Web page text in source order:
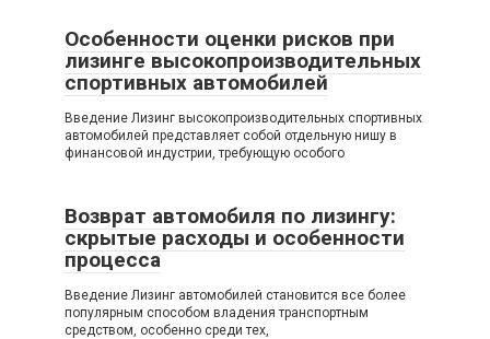
Особенности оценки рисков при
лизинге высокопроизводительных
спортивных автомобилей
Введение Лизинг высокопроизводительных спортивных
автомобилей представляет собой отдельную нишу в
финансовой индустрии, требующую особого
Возврат автомобиля по лизингу:
скрытые расходы и особенности
процесса
Введение Лизинг автомобилей становится все более
популярным способом владения транспортным
средством, особенно среди тех,